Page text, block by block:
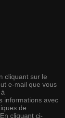
cliquant sur le
e-mail que vous
informations avec
de
cliquant ci-